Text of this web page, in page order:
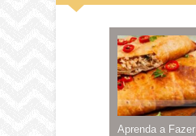
Aprenda a Fazer